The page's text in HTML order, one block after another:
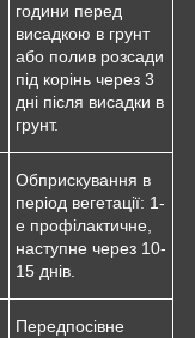
години перед
висадкою в грунт
або полив розсади
під корінь через 3
дні після висадки в
грунт.
Обприскування в
період вегетації: 1-
е профілактичне,
наступне через 10-
15 днів.
Передпосівне